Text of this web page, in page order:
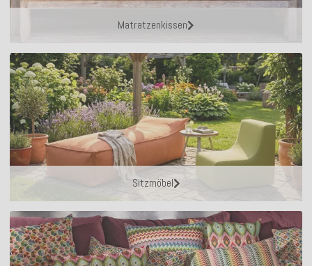
Matratzenkissen
Sitzmöbel